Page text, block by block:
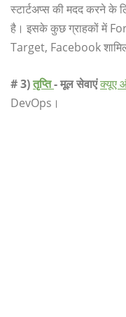
स्टार्टअप्स की मदद करने के
है। इसके कुछ ग्राहकों में
Target, Facebook
# 3)तृप्ति-मूल सेवाएंक्यूए
DevOps।